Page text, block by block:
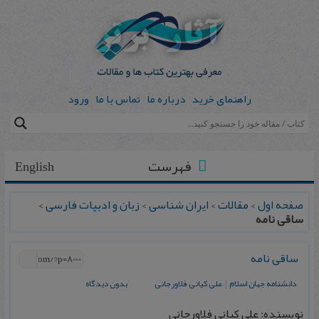
راهنمای خرید درباره ما تماس با ما ورود
English فهرست
صفحه اول>مقالات>ایران شناسی>زبان و ادبیات فارسی>
ساقی نامه
ساقی نامه
دانشنامه جهان اسلام |علی کیانی فلاورجانی بدون دیدگاه
نویسنده: علی کیانی فلاورجانی